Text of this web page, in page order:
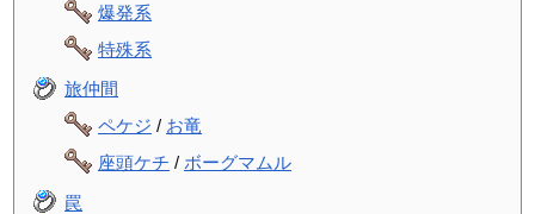
爆発系
特殊系
旅仲間
ペケジ / お竜
座頭ケチ / ボーグマムル
罠